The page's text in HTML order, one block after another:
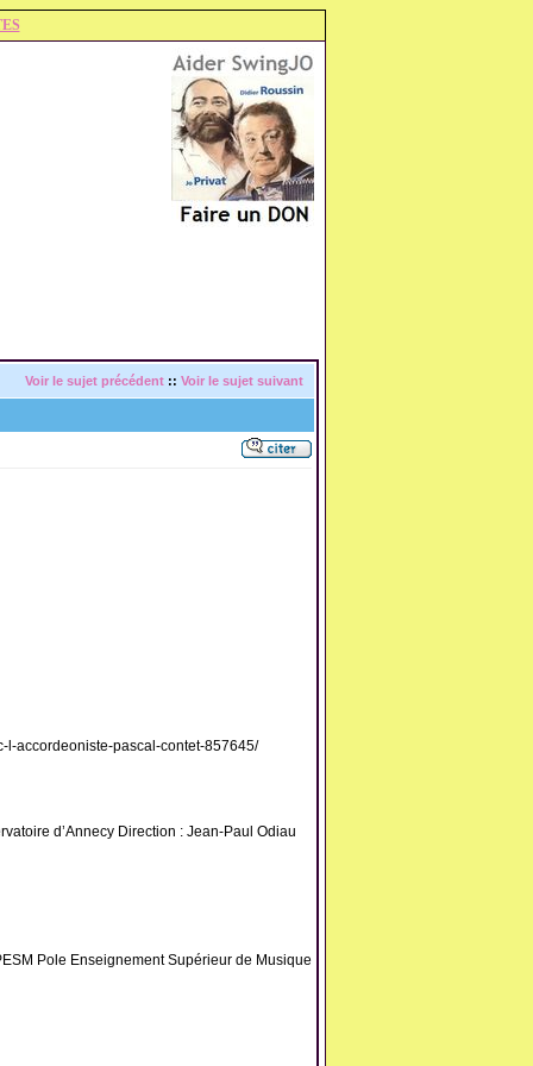
Voir le sujet précédent :: Voir le sujet suivant
l-accordeoniste-pascal-contet-857645/
d’Annecy Direction : Jean-Paul Odiau
Pole Enseignement Supérieur de Musique